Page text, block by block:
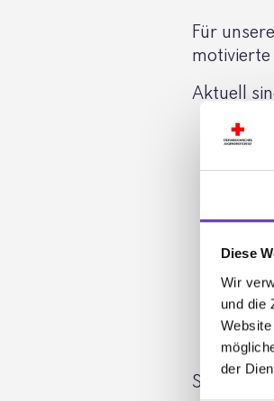
Diese
Wir
und die
der
Für
Aktuell
Sie sind